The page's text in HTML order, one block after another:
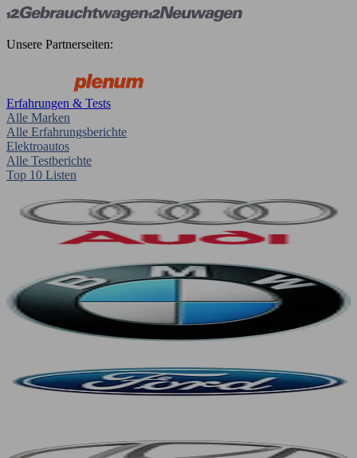
Unsere Partnerseiten:
Erfahrungen & Tests
Alle Marken
Alle Erfahrungsberichte
Elektroautos
Alle Testberichte
Top 10 Listen